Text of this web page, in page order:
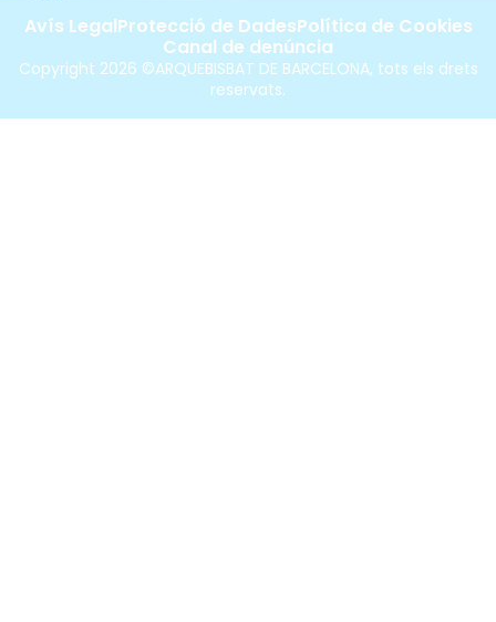
Copyright 2026 ©ARQUEBISBAT DE BARCELONA, tots els drets
reservats.
Avís LegalProtecció de DadesPolítica de Cookies
Canal de denúncia